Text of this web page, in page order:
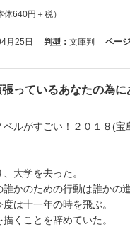
体640円＋税）
月25日 判型： 文庫判 ペー
っているあなたの為に
ベルがすごい！２０１８(
大学を去った。
かのための行動は誰かの
は十一年の時を飛ぶ。
くことを辞めていた。